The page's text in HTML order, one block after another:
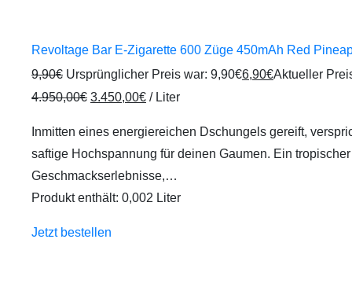
Revoltage Bar E-Zigarette 600 Züge 450mAh Red
9,90€ Ursprünglicher Preis war: 9,90€6,90€Aktueller
4.950,00€ 3.450,00€ / Liter
Inmitten eines energiereichen Dschungels gereift,
saftige Hochspannung für deinen Gaumen. Ein
Geschmackserlebnisse,…
Produkt enthält: 0,002 Liter
Jetzt bestellen